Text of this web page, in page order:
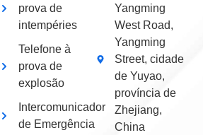
prova de
intempéries
Telefone à
prova de
explosão
Intercomunicador
de Emergência
Yangming
West Road,
Yangming
Street, cidade
de Yuyao,
província de
Zhejiang,
China